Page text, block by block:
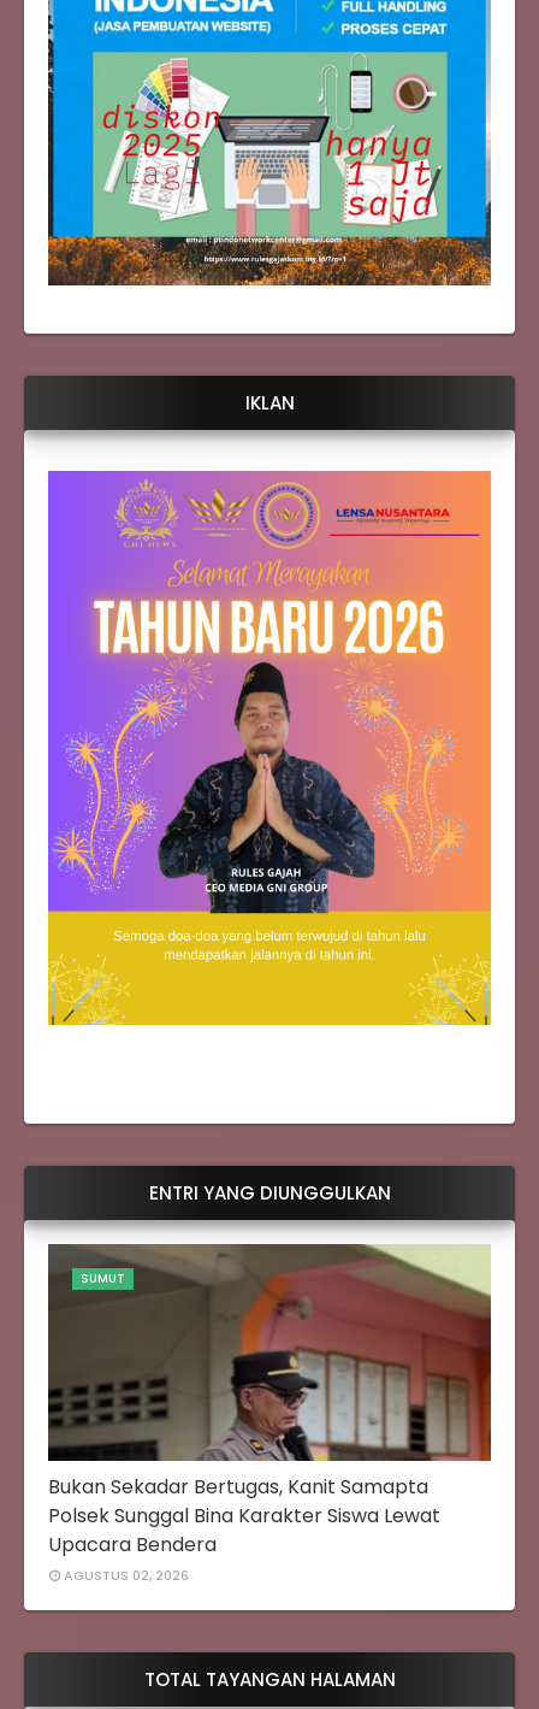
IKLAN
ENTRI YANG DIUNGGULKAN
SUMUT
Bukan Sekadar Bertugas, Kanit Samapta
Polsek Sunggal Bina Karakter Siswa Lewat
Upacara Bendera
AGUSTUS 02, 2026
TOTAL TAYANGAN HALAMAN